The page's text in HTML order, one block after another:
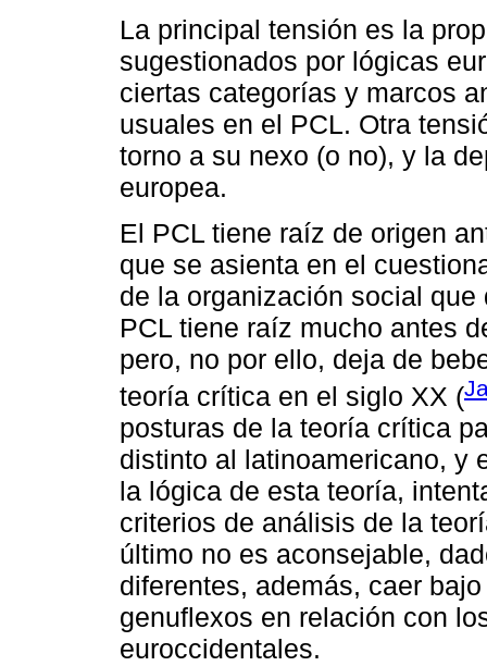
La principal tensión es la
sugestionados por lógicas
ciertas categorías y marcos
usuales en el PCL. Otra
torno a su nexo (o no), y la
europea.
El PCL tiene raíz de origen
que se asienta en el
de la organización social
PCL tiene raíz mucho antes
pero, no por ello, deja de
teoría crítica en el siglo XX (
posturas de la teoría crítica
distinto al latinoamericano, y
la lógica de esta teoría,
criterios de análisis de la
último no es aconsejable,
diferentes, además, caer
genuflexos en relación con
euroccidentales.